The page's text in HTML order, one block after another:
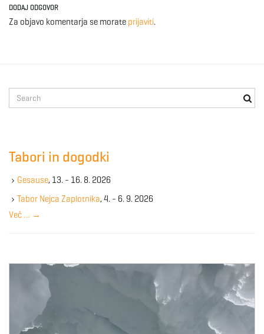
DODAJ ODGOVOR
Za objavo komentarja se morate prijaviti.
e
e
y
w
r
Tabori in dogodki
Gesause, 13. - 16. 8. 2026
Tabor Nejca Zaplotnika, 4. - 6. 9. 2026
Več … →